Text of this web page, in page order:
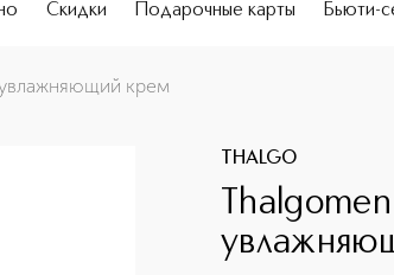
Скидки Подарочные карты Бьюти-
крем
THALGO